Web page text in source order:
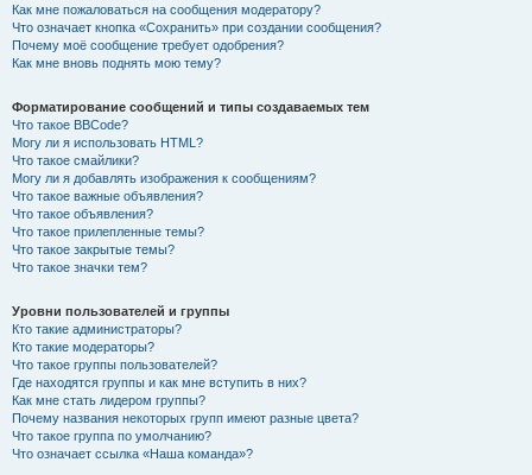
Как мне пожаловаться на сообщения модератору?
Что означает кнопка «Сохранить» при создании сообщения?
Почему моё сообщение требует одобрения?
Как мне вновь поднять мою тему?
Форматирование сообщений и типы создаваемых тем
Что такое BBCode?
Могу ли я использовать HTML?
Что такое смайлики?
Могу ли я добавлять изображения к сообщениям?
Что такое важные объявления?
Что такое объявления?
Что такое прилепленные темы?
Что такое закрытые темы?
Что такое значки тем?
Уровни пользователей и группы
Кто такие администраторы?
Кто такие модераторы?
Что такое группы пользователей?
Где находятся группы и как мне вступить в них?
Как мне стать лидером группы?
Почему названия некоторых групп имеют разные цвета?
Что такое группа по умолчанию?
Что означает ссылка «Наша команда»?